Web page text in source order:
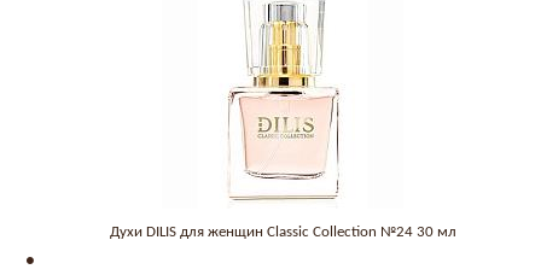
Духи DILIS для женщин Classic Collection №24 30 мл